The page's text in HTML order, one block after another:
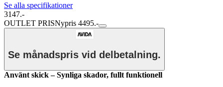
Se alla specifikationer
3147.-
OUTLET PRISNypris 4495.-
Se månadspris vid delbetalning.
Använt skick – Synliga skador, fullt funktionell